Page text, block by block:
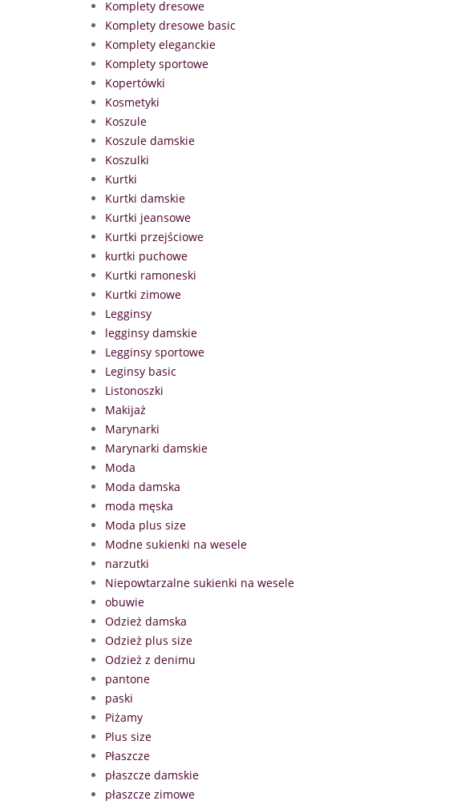
Komplety dresowe
Komplety dresowe basic
Komplety eleganckie
Komplety sportowe
Kopertówki
Kosmetyki
Koszule
Koszule damskie
Koszulki
Kurtki
Kurtki damskie
Kurtki jeansowe
Kurtki przejściowe
kurtki puchowe
Kurtki ramoneski
Kurtki zimowe
Legginsy
legginsy damskie
Legginsy sportowe
Leginsy basic
Listonoszki
Makijaż
Marynarki
Marynarki damskie
Moda
Moda damska
moda męska
Moda plus size
Modne sukienki na wesele
narzutki
Niepowtarzalne sukienki na wesele
obuwie
Odzież damska
Odzież plus size
Odzież z denimu
pantone
paski
Piżamy
Plus size
Płaszcze
płaszcze damskie
płaszcze zimowe